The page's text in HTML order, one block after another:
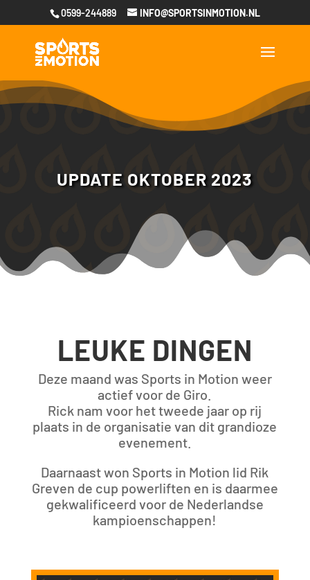
0599-244889 INFO@SPORTSINMOTION.NL
UPDATE OKTOBER 2023
LEUKE DINGEN
Deze maand was Sports in Motion weer
actief voor de Giro.
Rick nam voor het tweede jaar op rij
plaats in de organisatie van dit grandioze
evenement.
Daarnaast won Sports in Motion lid Rik
Greven de cup powerliften en is daarmee
gekwalificeerd voor de Nederlandse
kampioenschappen!